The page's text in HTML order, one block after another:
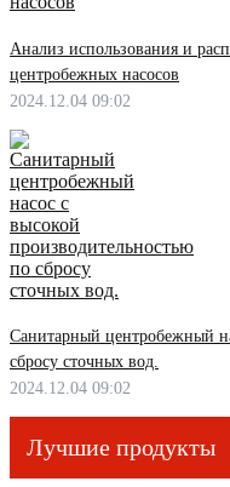
Анализ использования и
центробежных насосов
2024.12.04 09:02
Санитарный центробежный
сбросу сточных вод.
2024.12.04 09:02
Лучшие продукты